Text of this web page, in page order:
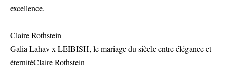
excellence.
Claire Rothstein
Galia Lahav x LEIBISH, le mariage du siècle entre élégance et
éternitéClaire Rothstein